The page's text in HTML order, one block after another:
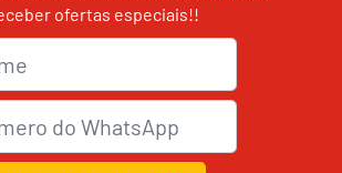
ofertas especiais!!